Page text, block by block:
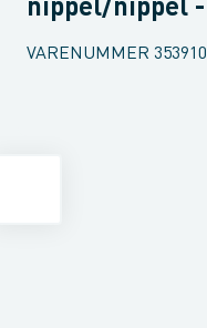
nippel/nippel
VARENUMMER